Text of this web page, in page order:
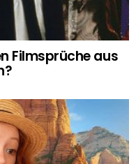
Filmsprüche aus